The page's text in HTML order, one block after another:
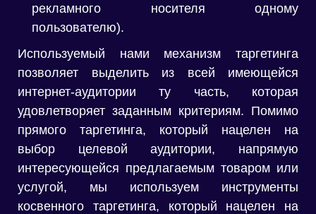
рекламного носителя одному
пользователю).
Используемый нами механизм таргетинга
позволяет выделить из всей имеющейся
интернет-аудитории ту часть, которая
удовлетворяет заданным критериям. Помимо
прямого таргетинга, который нацелен на
выбор целевой аудитории, напрямую
интересующейся предлагаемым товаром или
услугой, мы используем инструменты
косвенного таргетинга, который нацелен на